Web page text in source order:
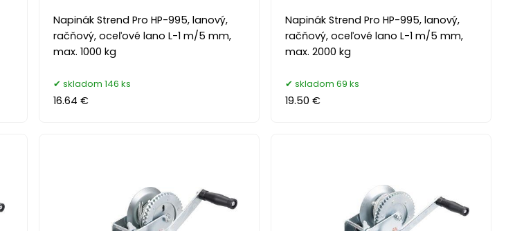
Napinák Strend Pro HP-995, lanový,
račňový, oceľové lano L-1 m/5 mm,
max. 1000 kg
skladom 146 ks
16.64 €
Napinák Strend Pro HP-995, lanový,
račňový, oceľové lano L-1 m/5 mm,
max. 2000 kg
skladom 69 ks
19.50 €